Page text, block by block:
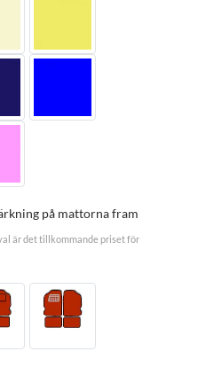
på mattorna fram
är det tillkommande priset för